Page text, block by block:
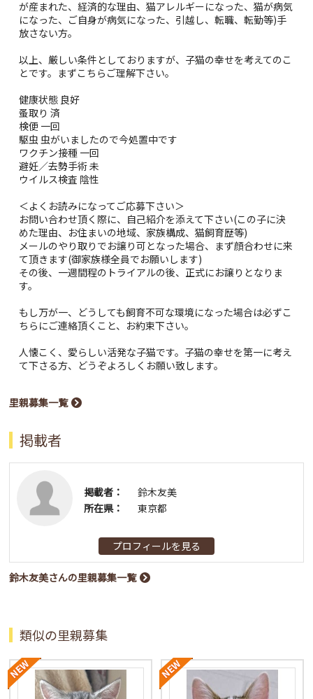
が産まれた、経済的な理由、猫アレルギーになった、猫が病気
になった、ご自身が病気になった、引越し、転職、転勤等)手
放さない方。
以上、厳しい条件としておりますが、子猫の幸せを考えてのこ
とです。まずこちらご理解下さい。
健康状態 良好
蚤取り 済
検便 一回
駆虫 虫がいましたので今処置中です
ワクチン接種 一回
避妊／去勢手術 未
ウイルス検査 陰性
＜よくお読みになってご応募下さい＞
お問い合わせ頂く際に、自己紹介を添えて下さい(この子に決
めた理由、お住まいの地域、家族構成、猫飼育歴等)
メールのやり取りでお譲り可となった場合、まず顔合わせに来
て頂きます(御家族様全員でお願いします)
その後、一週間程のトライアルの後、正式にお譲りとなりま
す。
もし万が一、どうしても飼育不可な環境になった場合は必ずこ
ちらにご連絡頂くこと、お約束下さい。
人懐こく、愛らしい活発な子猫です。子猫の幸せを第一に考え
て下さる方、どうぞよろしくお願い致します。
里親募集一覧
掲載者
掲載者：
鈴木友美
所在県：
東京都
プロフィールを見る
鈴木友美さんの里親募集一覧
類似の里親募集